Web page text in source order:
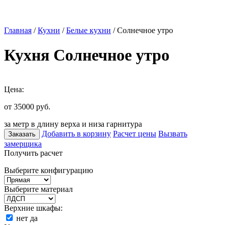
Главная /Кухни /Белые кухни / Солнечное утро
Кухня Солнечное утро
Цена:
от 35000 руб.
за метр в длину верха и низа гарнитура
Заказать Добавить в корзину Расчет цены Вызвать
замерщика
Получить расчет
Выберите конфигурацию
Выберите материал
Верхние шкафы:
нет да